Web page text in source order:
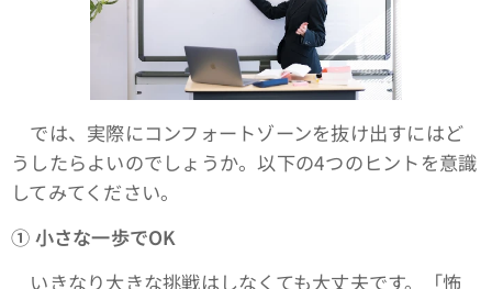
では、実際にコンフォートゾーンを抜け出すにはど
うしたらよいのでしょうか。以下の4つのヒントを意識
してみてください。
① 小さな一歩でOK
いきなり大きな挑戦はしなくても大丈夫です。「怖